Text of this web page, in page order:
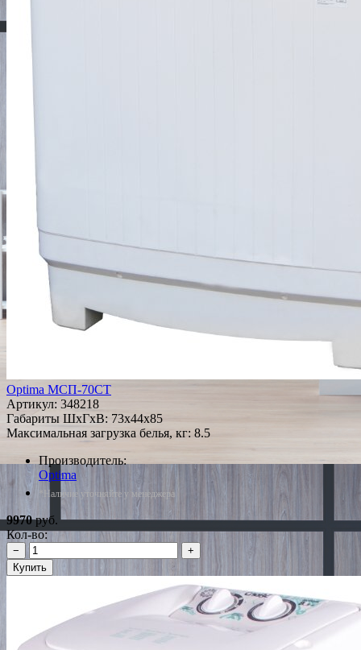
Optima МСП-70CT
Артикул: 348218
Габариты ШxГxВ: 73x44x85
Максимальная загрузка белья, кг: 8.5
Производитель:
Optima
*Наличие уточняйте у менеджера
9970руб.
Кол-во:
−
+
Купить